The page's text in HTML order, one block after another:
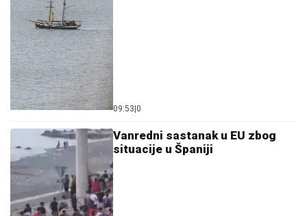
09:53 0
Vanredni sastanak u EU zbog
situacije u Španiji